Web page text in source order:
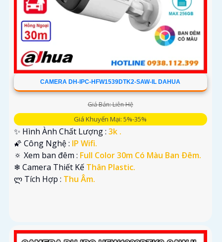
CAMERA DH-IPC-HFW1539DTK2-SAW-IL DAHUA
Giá Bán: Liên Hệ
Giá Khuyến Mại: 5%-35%
✨ Hình Ành Chất Lượng : 3k .
🌠 Công Nghệ : IP Wifi.
🔅 Xem ban đêm : Full Color 30m Có Màu Ban Ðêm.
❄ Camera Thiết Kế Thân Plastic.
️ლ Tích Hợp : Thu Âm.